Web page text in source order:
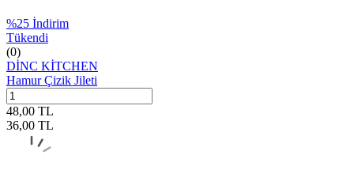
%25 İndirim
Tükendi
(0)
DİNC KİTCHEN
Hamur Çizik Jileti
48,00 TL
36,00 TL